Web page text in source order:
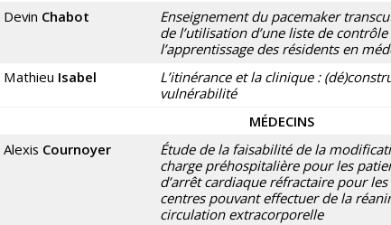
Devin Chabot
Enseignement du pacemaker
de l’utilisation d’une liste de
l’apprentissage des résidents en
Mathieu Isabel
L’itinérance et la clinique :
vulnérabilité
MÉDECINS
Alexis Cournoyer
Étude de la faisabilité de la
charge préhospitalière pour les
d’arrêt cardiaque réfractaire pour
centres pouvant effectuer de la
circulation extracorporelle